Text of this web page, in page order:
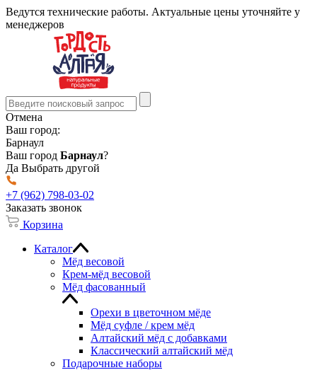
Ведутся технические работы. Актуальные цены уточняйте у
менеджеров
Отмена
Ваш город:
Барнаул
Ваш город Барнаул?
Да Выбрать другой
+7 (962) 798-03-02
Заказать звонок
Корзина
Каталог
Мёд весовой
Крем-мёд весовой
Мёд фасованный
Орехи в цветочном мёде
Мёд суфле / крем мёд
Алтайский мёд с добавками
Классический алтайский мёд
Подарочные наборы